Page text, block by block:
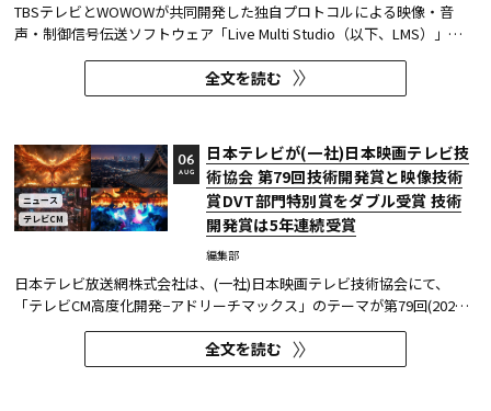
TBSテレビとWOWOWが共同開発した独自プロトコルによる映像・音
声・制御信号伝送ソフトウェア「Live Multi Studio（以下、LMS）」
が、JCOM株式会社（以下、J:COM）の生中継の特別番組に採用され
た。2026年6月16日にJ:COMが放送した『北海道神宮例祭 神輿渡御』に
おいて、J:COMチャンネル（※1）、地域情報アプリ「ど・ろーかる」
全文を読む
ニュース
テレビCM
日本テレビが(一社)日本映画テレビ技
術協会 第79回技術開発賞と映像技術
賞DVT部門特別賞をダブル受賞 技術
開発賞は5年連続受賞
編集部
06
AUG
日本テレビ放送網株式会社は、(一社)日本映画テレビ技術協会にて、
「テレビCM高度化開発−アドリーチマックス」のテーマが第79回(2025
年度)技術開発賞を、「TOKYO巫女忍者」が映像技術賞 DVT(デジタルビ
ジュアル技術)部門 特別賞を受賞したことを発表した。技術開発賞部門
では、昨年に続き5年連続の受賞となる。 この賞は毎年、放送に関連
全文を読む